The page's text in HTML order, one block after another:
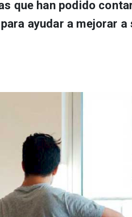
que han podido
para ayudar a mejorar